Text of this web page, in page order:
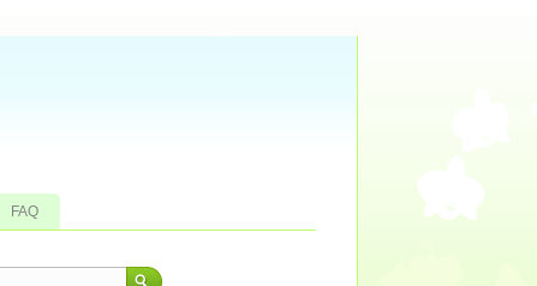
FAQ